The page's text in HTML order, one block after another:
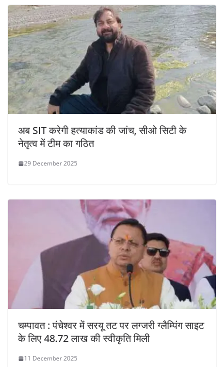
अब SIT करेगी हत्याकांड की जांच, सीओ सिटी के
नेतृत्व में टीम का गठित
29 December 2025
चम्पावत : पंचेश्वर में सरयू तट पर लग्जरी ग्लैम्पिंग साइट
के लिए 48.72 लाख की स्वीकृति मिली
11 December 2025